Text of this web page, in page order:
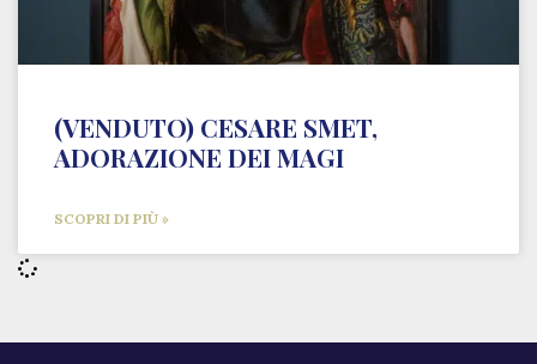
(VENDUTO) CESARE SMET,
ADORAZIONE DEI MAGI
SCOPRI DI PIÙ »